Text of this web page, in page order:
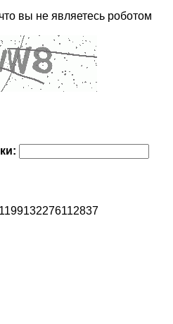
вы не являетесь роботом